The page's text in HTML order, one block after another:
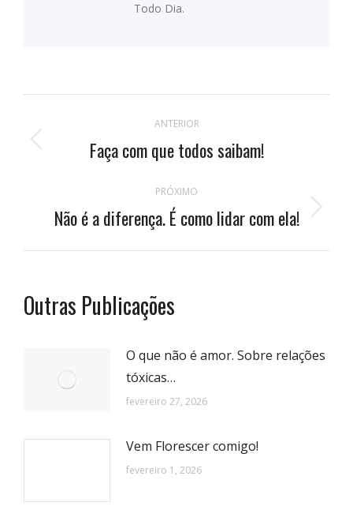
Todo Dia.
de
ANTERIOR
Publicação
Faça com que todos saibam!
PRÓXIMO
Próximo
Não é a diferença. É como lidar com ela!
Outras Publicações
O que não é amor. Sobre relações
tóxicas…
fevereiro 27, 2026
Vem Florescer comigo!
fevereiro 1, 2026